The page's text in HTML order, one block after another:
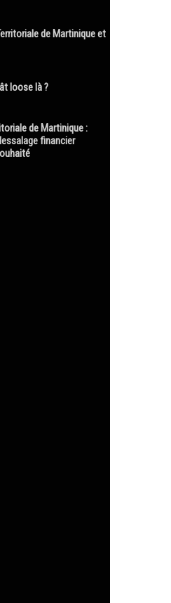
de Martinique et
loose là ?
de Martinique :
financier